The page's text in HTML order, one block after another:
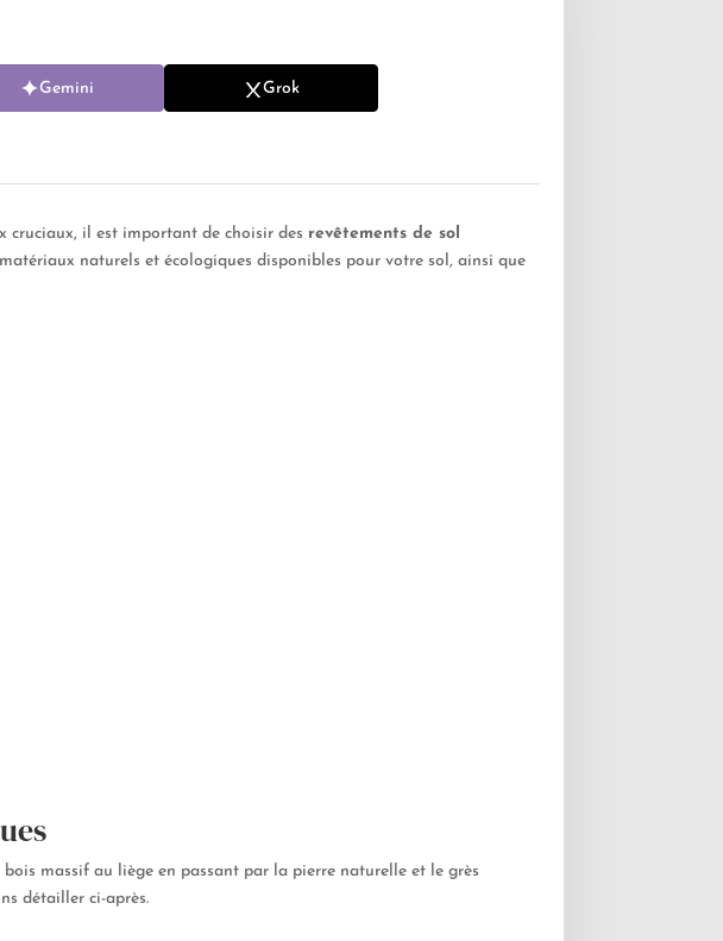
Gemini Grok
cruciaux, il est important de choisir des revêtements de sol
naturels et écologiques disponibles pour votre sol, ainsi que
massif au liège en passant par la pierre naturelle et le grès
détailler ci-après.